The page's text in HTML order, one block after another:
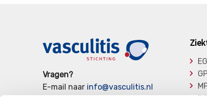
Vragen?
E-mail naar info@vasculitis.nl